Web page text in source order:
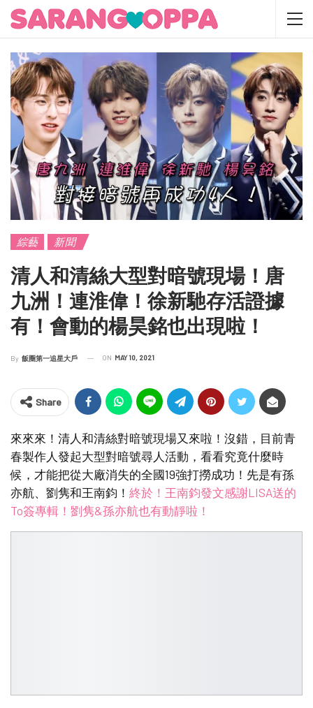
綜藝 新聞
清人和清絲大型對暗號現場！唐
九洲！連淮偉！徐新馳存活證據
有！會動的楊昊銘也出現啦！
By 飯圈第一追星大戶 ON MAY 10, 2021
Share
來來來！清人和清絲對暗號現場又來啦！沒錯，目前青
春製作人發起大型對暗號尋人活動，看看究竟什麼時
候，才能把從大廠消失的全國19強打撈成功！先是有孫
亦航、劉隽和王南鈞！ 終於！王南鈞發文感謝LISA送的
To簽專輯！劉隽&孫亦航也有動靜啦！